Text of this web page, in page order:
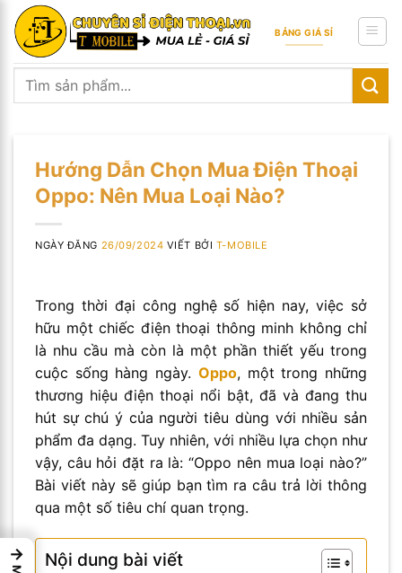
Skip
content
BẢNG GIÁ SỈ
Tìm
Hướng Dẫn Chọn Mua Điện Thoại
Oppo: Nên Mua Loại Nào?
NGÀY ĐĂNG 26/09/2024 VIẾT BỞI T-MOBILE
Trong thời đại công nghệ số hiện nay, việc sở
hữu một chiếc điện thoại thông minh không chỉ
là nhu cầu mà còn là một phần thiết yếu trong
cuộc sống hàng ngày. Oppo, một trong những
thương hiệu điện thoại nổi bật, đã và đang thu
hút sự chú ý của người tiêu dùng với nhiều sản
phẩm đa dạng. Tuy nhiên, với nhiều lựa chọn như
vậy, câu hỏi đặt ra là: “Oppo nên mua loại nào?”
Bài viết này sẽ giúp bạn tìm ra câu trả lời thông
qua một số tiêu chí quan trọng.
Nội dung bài viết
→